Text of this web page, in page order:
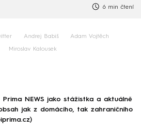
6 min čtení
Andrej Babiš Adam Vojtěch
Miroslav Kalousek
Prima NEWS jako stážistka a aktuálně
jak z domácího, tak zahraničního